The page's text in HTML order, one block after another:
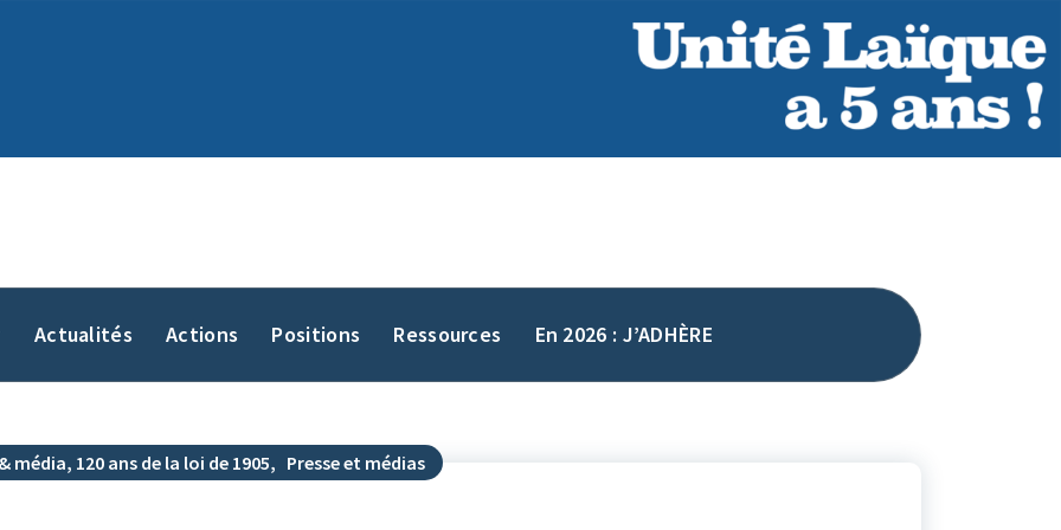
Actualités Actions Positions Ressources En 2026 : J’ADHÈRE
média, 120 ans de la loi de 1905, Presse et médias